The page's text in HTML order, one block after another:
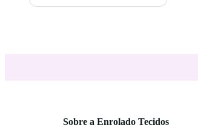
Sobre a Enrolado Tecidos